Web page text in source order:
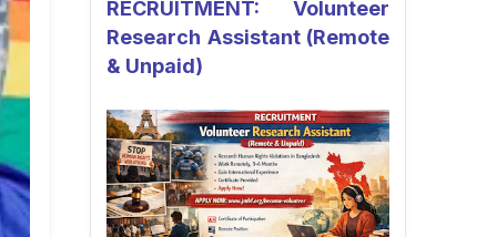
RECRUITMENT: Volunteer
Research Assistant (Remote
& Unpaid)